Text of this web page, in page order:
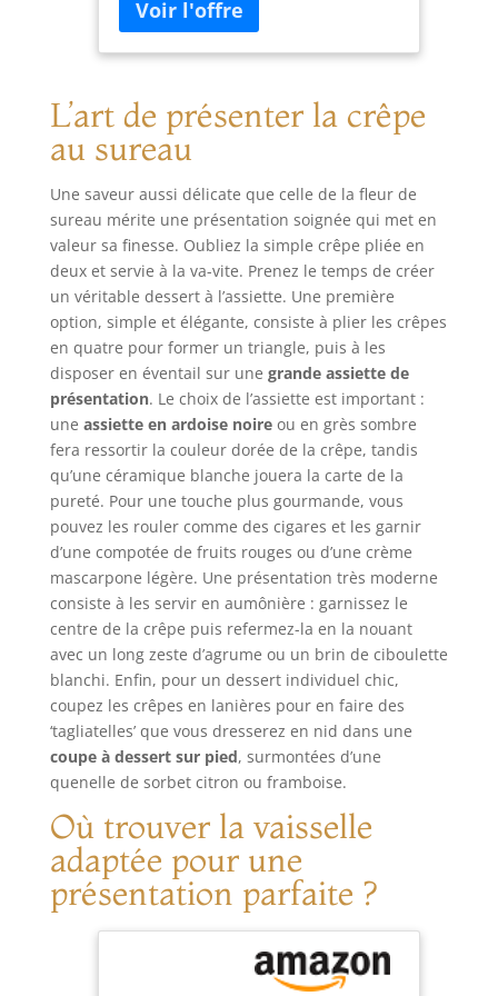
nettoyer : la tête
inclinable s’arrête
lorsqu’on la
soulève, ce qui
facilement les
accessoires de
mixage. Il suffit de
tourner et de
soulever le bol
pour le détacher.
Les accessoires, y
compris le bol, le
crochet et la tige,
sont en acier
inoxydable de
qualité alimentaire
et passent au lave-
vaisselle Utilisation
polyvalente en
cuisine : des
cuisines
domestiques aux
restaurants,
boulangeries,
hôtels et pizzerias,
notre robot
pâtissier électrique
fait des merveilles
dans divers
contextes. C’est
mélanger la crème,
les légumes et les
pâtes
d’environ 29,5 cm, ou une plaque
pour cuire 4 mini crêpes
simultanément. Idéal pour une crêpe
amis. PUISSANCE 1500W – CUISSON
RAPIDE ET HOMOGÈNE : Grâce à sa
puissance de 1500W, cet appareil à
une répartition uniforme de la
chaleur pour des crêpes
parfaitement dorées. Préparez
facilement crêpes, pancakes, blinis
ou galettes selon vos envies.
THERMOSTAT RÉGLABLE POUR UNE
CUISSON MAÎTRISÉE : Adaptez la
cuisson de vos recettes grâce au
thermostat réglable et aux voyants
lumineux indiquant lorsque la
plaque est prête. Ajustez facilement
la température pour réussir vos
crêpes à tous les coups. PLAQUES
ANTIADHÉSIVES SANS PFOA –
UTILISATION FACILE : Les plaques en
fonte d’aluminium avec revêtement
antiadhésif sans PFOA permettent de
cuire les crêpes sans qu’elles
accrochent et facilitent le nettoyage
après utilisation. KIT COMPLET POUR
RÉUSSIR VOS CRÊPES : Cette crêpière
est livrée avec tous les accessoires
nécessaires : râteau en bois pour
étaler la pâte, louche doseuse,
grande spatule et 4 spatules pour
mini crêpes. Tout le nécessaire pour
pro.
L’art de présenter la crêpe
au sureau
Une saveur aussi délicate que celle de la fleur de
sureau mérite une présentation soignée qui met en
valeur sa finesse. Oubliez la simple crêpe pliée en
deux et servie à la va-vite. Prenez le temps de créer
un véritable dessert à l’assiette. Une première
option, simple et élégante, consiste à plier les crêpes
en quatre pour former un triangle, puis à les
disposer en éventail sur une grande assiette de
présentation. Le choix de l’assiette est important :
une assiette en ardoise noireou en grès sombre
fera ressortir la couleur dorée de la crêpe, tandis
qu’une céramique blanche jouera la carte de la
pureté. Pour une touche plus gourmande, vous
pouvez les rouler comme des cigares et les garnir
d’une compotée de fruits rouges ou d’une crème
mascarpone légère. Une présentation très moderne
consiste à les servir en aumônière : garnissez le
centre de la crêpe puis refermez-la en la nouant
avec un long zeste d’agrume ou un brin de ciboulette
blanchi. Enfin, pour un dessert individuel chic,
coupez les crêpes en lanières pour en faire des
‘tagliatelles’ que vous dresserez en nid dans une
coupe à dessert sur pied, surmontées d’une
quenelle de sorbet citron ou framboise.
Où trouver la vaisselle
adaptée pour une
présentation parfaite ?